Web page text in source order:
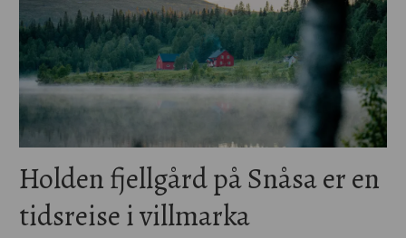
Holden fjellgård på Snåsa er en
tidsreise i villmarka